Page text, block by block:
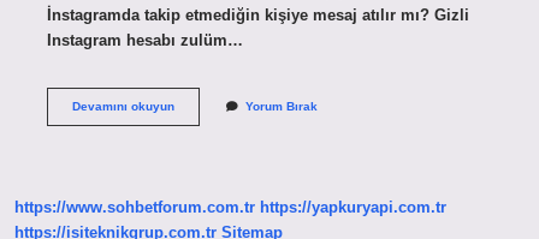
İnstagramda takip etmediğin kişiye mesaj atılır mı? Gizli
Instagram hesabı zulüm…
Devamını okuyunInstagramdaYorum Bırak
https://www.sohbetforum.com.tr https://yapkuryapi.com.tr
https://isiteknikgrup.com.tr Sitemap